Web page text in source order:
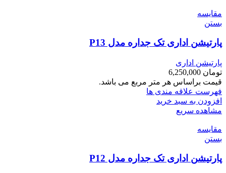
مقایسه
بستن
پارتیشن اداری تک جداره مدل P13
پارتیشن اداری
تومان
قیمت براساس هر متر مربع می باشد.
فهرست علاقه مندی ها
افزودن به سبد خرید
مشاهده سریع
مقایسه
بستن
پارتیشن اداری تک جداره مدل P12